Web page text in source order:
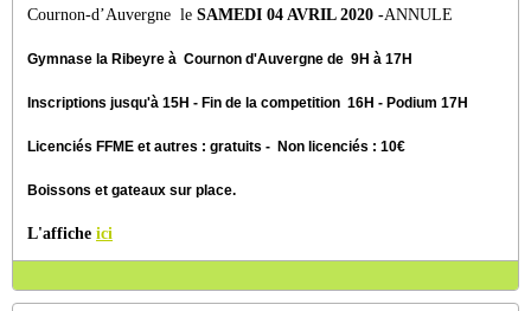
Cournon-d’Auvergne le SAMEDI 04 AVRIL 2020 -ANNULE
Gymnase la Ribeyre à Cournon d'Auvergne de 9H à 17H
Inscriptions jusqu'à 15H - Fin de la competition 16H - Podium 17H
Licenciés FFME et autres : gratuits - Non licenciés : 10€
Boissons et gateaux sur place.
L'affiche ici